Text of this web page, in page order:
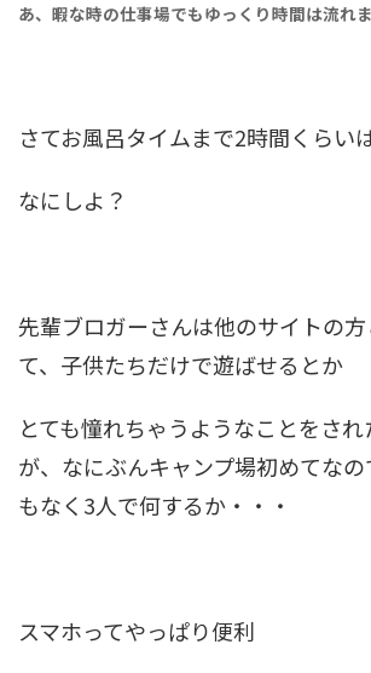
あ、暇な時の仕事場でもゆっくり時間は流れ
さてお風呂タイムまで2時間くらい
なにしよ？
先輩ブロガーさんは他のサイトの
て、子供たちだけで遊ばせるとか
とても憧れちゃうようなことをさ
が、なにぶんキャンプ場初めてな
もなく3人で何するか・・・
スマホってやっぱり便利